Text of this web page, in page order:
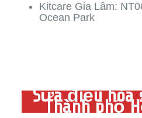
Kitcare Gia Lâm:
Ocean Park
Sửa điều hòa
Thành phố